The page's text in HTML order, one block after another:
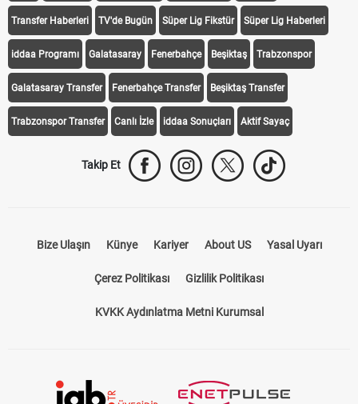
Transfer Haberleri TV'de Bugün Süper Lig Fikstür Süper Lig Haberleri
iddaa Programı Galatasaray Fenerbahçe Beşiktaş Trabzonspor
Galatasaray Transfer Fenerbahçe Transfer Beşiktaş Transfer
Trabzonspor Transfer Canlı İzle iddaa Sonuçları Aktif Sayaç
Takip Et
Bize Ulaşın Künye Kariyer About US Yasal Uyarı
Çerez Politikası Gizlilik Politikası
KVKK Aydınlatma Metni Kurumsal